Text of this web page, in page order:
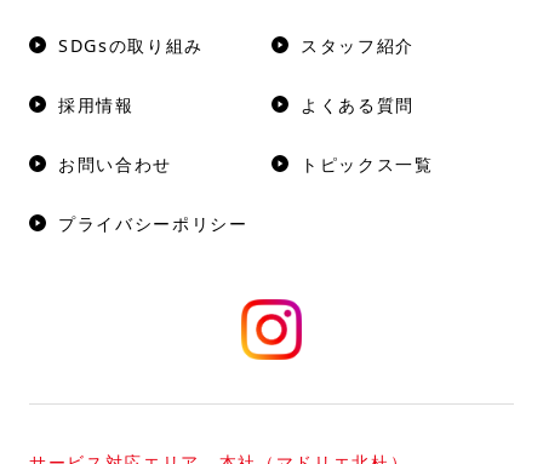
SDGsの取り組み スタッフ紹介
採用情報 よくある質問
お問い合わせ トピックス一覧
プライバシーポリシー